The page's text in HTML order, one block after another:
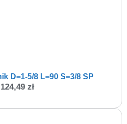
D=1-5/8 L=90 S=3/8 SP
124,49 zł